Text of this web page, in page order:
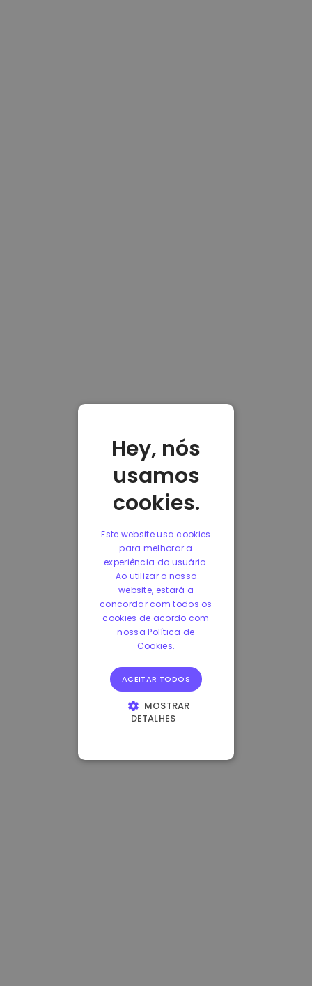
Hey, nós
usamos
cookies.
Este website usa cookies
para melhorar a
experiência do usuário.
Ao utilizar o nosso
website, estará a
concordar com todos os
cookies de acordo com
nossa Política de
Cookies.
ACEITAR TODOS
MOSTRAR
DETALHES